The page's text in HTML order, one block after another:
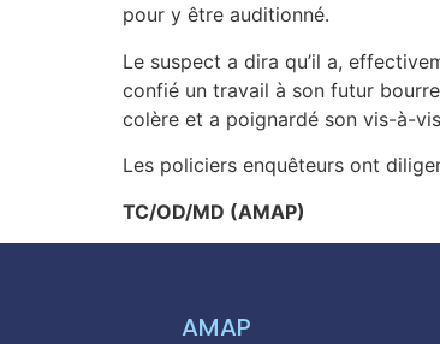
pour y être auditionné.
Le suspect a dira qu’il a,
confié un travail à son futur
colère et a poignardé son vis-à-
Les policiers enquêteurs ont
TC/OD/MD (AMAP)
AMAP